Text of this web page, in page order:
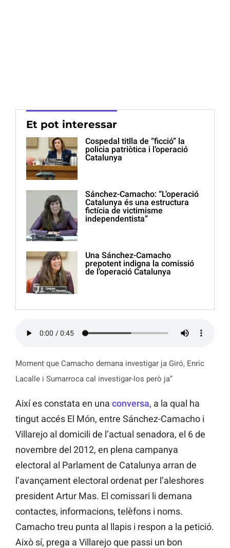
Et pot interessar
Cospedal titlla de “ficció” la
policia patriòtica i l’operació
Catalunya
Sánchez-Camacho: “L’operació
Catalunya és una estructura
fictícia de victimisme
independentista”
Una Sánchez-Camacho
prepotent indigna la comissió
de l’operació Catalunya
Moment que Camacho demana investigar ja Giró, Enric
Lacalle i Sumarroca cal investigar-los però ja”
Així es constata en una conversa, a la qual ha
tingut accés El Món, entre Sánchez-Camacho i
Villarejo al domicili de l’actual senadora, el 6 de
novembre del 2012, en plena campanya
electoral al Parlament de Catalunya arran de
l’avançament electoral ordenat per l’aleshores
president Artur Mas. El comissari li demana
contactes, informacions, telèfons i noms.
Camacho treu punta al llapis i respon a la petició.
Això sí, prega a Villarejo que passi un bon